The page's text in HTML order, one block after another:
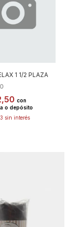
1 1/2 PLAZA
con
o depósito
sin interés